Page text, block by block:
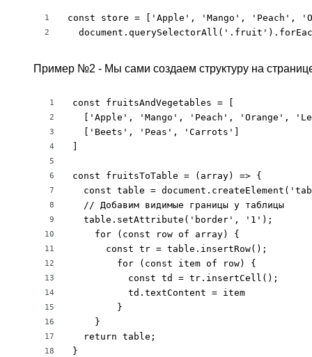
1
2
const store = ['Apple', 'Mango', 'Peach',
Пример №2 - Мы сами создаем структуру на
1
2
3
4
5
6
7
8
9
10
11
12
13
14
15
16
17
18
const fruitsAndVegetables = [
['Apple', 'Mango', 'Peach', 'Orange',
  ['Beets', 'Peas', 'Carrots']
const fruitsToTable = (array) => {
const table =
  // Добавим видимые границы у таблицы
  table.setAttribute('border', '1');
    for (const row of array) {
      const tr = table.insertRow();
        for (const item of row) {
          const td = tr.insertCell();
          td.textContent = item
        }
    }
  return table;
}